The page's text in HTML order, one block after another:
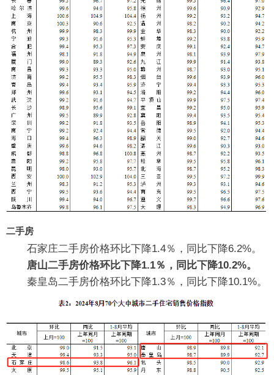
二手房
石家庄二手房价格环比下降1.4％，同比下降6.2%。
唐山二手房价格环比下降1.1％，同比下降10.2%。
秦皇岛二手房价格环比下降1.3％，同比下降10.1%。